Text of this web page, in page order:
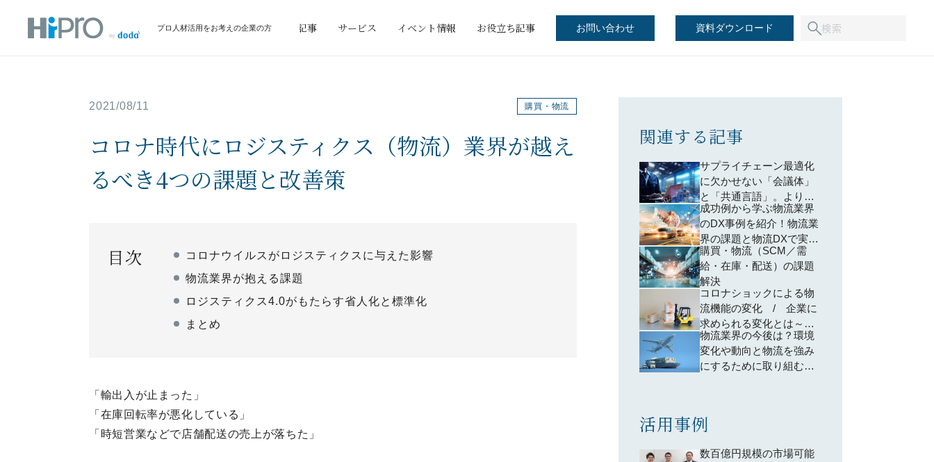
プロ人材活用をお考えの企業の方
サービス イベント情報 お役立ち記事 サービス イベント情報 お役立ち記事 お問い合わせ 資料ダウンロード
2021/08/11 購買・物流
コロナ時代にロジスティクス（物流）業界が越え
るべき4つの課題と改善策
目次
コロナウイルスがロジスティクスに与えた影響
物流業界が抱える課題
ロジスティクス4.0がもたらす省人化と標準化
まとめ
「輸出入が止まった」
「在庫回転率が悪化している」
「時短営業などで店舗配送の売上が落ちた」
関連する記事
サプライチェーン最適化
に欠かせない「会議体」
と「共通言語」。より良
い収益体制を築くための
S&OP実践法
成功例から学ぶ物流業界
のDX事例を紹介！物流業
界の課題と物流DXで実現
できることを解説
購買・物流（SCM／需
給・在庫・配送）の課題
解決
コロナショックによる物
流機能の変化 / 企業に
求められる変化とは～物
流BCPの必要性が高まっ
ている～
物流業界の今後は？環境
変化や動向と物流を強み
にするために取り組むべ
活用事例
数百億円規模の市場可能